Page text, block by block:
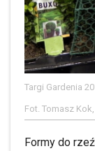
Targi Gardenia
Fot. Tomasz
Formy do